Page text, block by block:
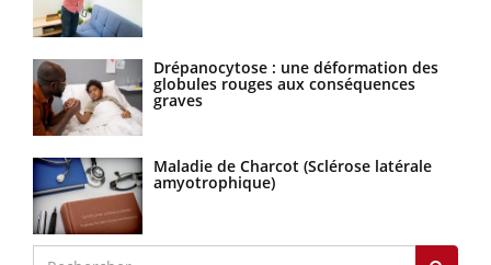
Drépanocytose : une déformation des
globules rouges aux conséquences
graves
Maladie de Charcot (Sclérose latérale
amyotrophique)